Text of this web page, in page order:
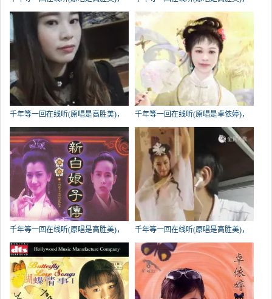
陈晨演唱点播:487次
开快乐每一天演唱点播:233次
千年等一回在线听(原唱是高胜美)，
丢了幸福的猪演唱点播:138次
千年等一回在线听(原唱是卓依婷)，
潇洒演唱点播:96次
千年等一回在线听(原唱是高胜美)，
怀念过去演唱点播:54次
千年等一回在线听(原唱是高胜美)，
小李飞刀欢欢笑演唱点播:47次